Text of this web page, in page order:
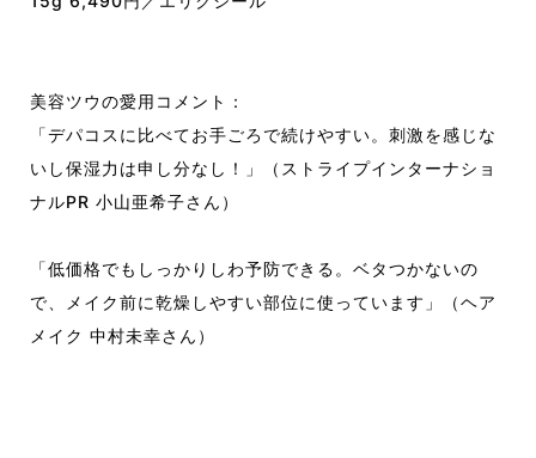
美容ツウの愛用コメント：
「デパコスに比べてお手ごろで続けやすい。刺激を感じな
いし保湿力は申し分なし！」（ストライプインターナショ
ナルPR 小山亜希子さん）
「低価格でもしっかりしわ予防できる。ベタつかないの
で、メイク前に乾燥しやすい部位に使っています」（ヘア
メイク 中村未幸さん）